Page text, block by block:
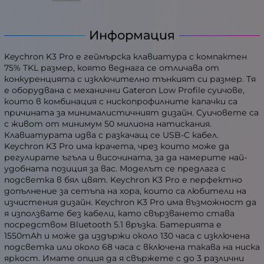
Информация
Keychron K3 Pro е геймърска клавиатура с компактен
75% TKL размер, която веднага се отличава от
конкуренцията с изключително тънкият си размер. Тя
е оборудвана с механични Gateron Low Profile суичове,
които в комбинация с нископрофилните капачки са
причината за минималистичният дизайн. Суичовете са
с живот от минимум 50 милиона натискания.
Клавиатурата идва с разкачащ се USB-C кабел.
Keychron K3 Pro има крачета, чрез които може да
регулирате ъгъла и височината, за да намерите най-
удобната позиция за вас. Моделът се предлага с
подсветка в бял цвят. Keychron K3 Pro е перфектно
допълнение за сетъпа на хора, които са любители на
изчистения дизайн. Keychron K3 Pro има възможност да
я използвате без кабели, като свързването става
посредством Bluetooth 5.1 връзка. Батерията е
1550mAh и може да издържи около 130 часа с изключена
подсветка или около 68 часа с включена такава на ниска
яркост. Имате опция да я свържете с до 3 различни